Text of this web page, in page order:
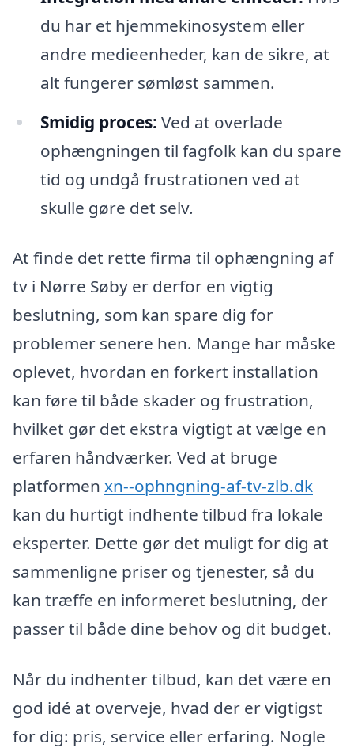
du har et hjemmekinosystem eller
andre medieenheder, kan de sikre, at
alt fungerer sømløst sammen.
Smidig proces: Ved at overlade
ophængningen til fagfolk kan du spare
tid og undgå frustrationen ved at
skulle gøre det selv.
At finde det rette firma til ophængning af
tv i Nørre Søby er derfor en vigtig
beslutning, som kan spare dig for
problemer senere hen. Mange har måske
oplevet, hvordan en forkert installation
kan føre til både skader og frustration,
hvilket gør det ekstra vigtigt at vælge en
erfaren håndværker. Ved at bruge
platformen xn--ophngning-af-tv-zlb.dk
kan du hurtigt indhente tilbud fra lokale
eksperter. Dette gør det muligt for dig at
sammenligne priser og tjenester, så du
kan træffe en informeret beslutning, der
passer til både dine behov og dit budget.
Når du indhenter tilbud, kan det være en
god idé at overveje, hvad der er vigtigst
for dig: pris, service eller erfaring. Nogle